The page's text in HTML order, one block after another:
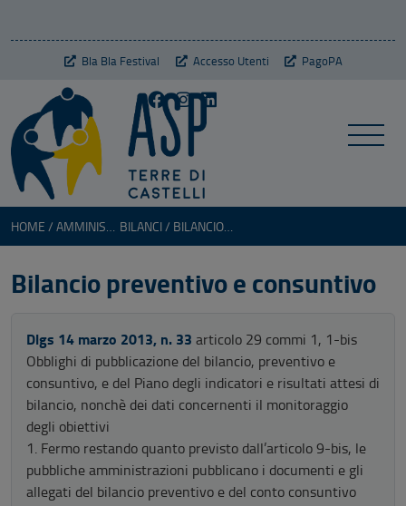
Bla Bla Festival Accesso Utenti PagoPA
HOME BILANCI BILANCIO PREVENTIVO E CONSUNTIVO
Bilancio preventivo e consuntivo
Dlgs 14 marzo 2013, n. 33 articolo 29 commi 1, 1-bis
Obblighi di pubblicazione del bilancio, preventivo e
consuntivo, e del Piano degli indicatori e risultati attesi di
bilancio, nonchè dei dati concernenti il monitoraggio
degli obiettivi
1. Fermo restando quanto previsto dall’articolo 9-bis, le
pubbliche amministrazioni pubblicano i documenti e gli
allegati del bilancio preventivo e del conto consuntivo